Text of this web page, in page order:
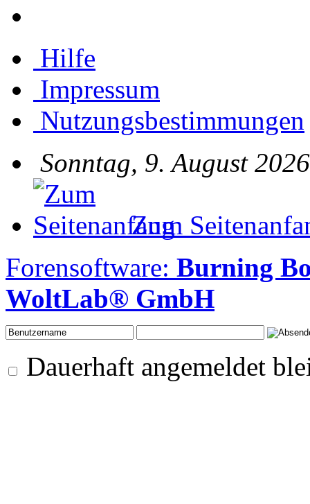
Hilfe
Impressum
Nutzungsbestimmungen
Sonntag, 9. August
Zum
Forensoftware: Burning
WoltLab® GmbH
Dauerhaft angemeldet